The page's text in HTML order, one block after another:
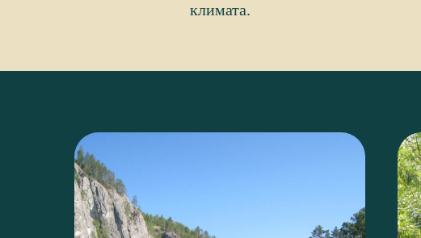
климата.